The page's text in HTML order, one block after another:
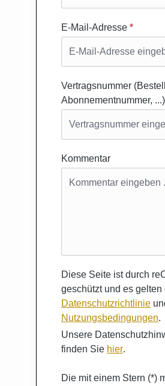
E-Mail-Adresse *
Vertragsnummer
Abonnementnummer, ...)
Kommentar
Diese Seite ist durch
geschützt und es gelten
Datenschutzrichtlinie
Nutzungsbedingungen.
Unsere
finden Sie hier.
Die mit einem Stern (*)